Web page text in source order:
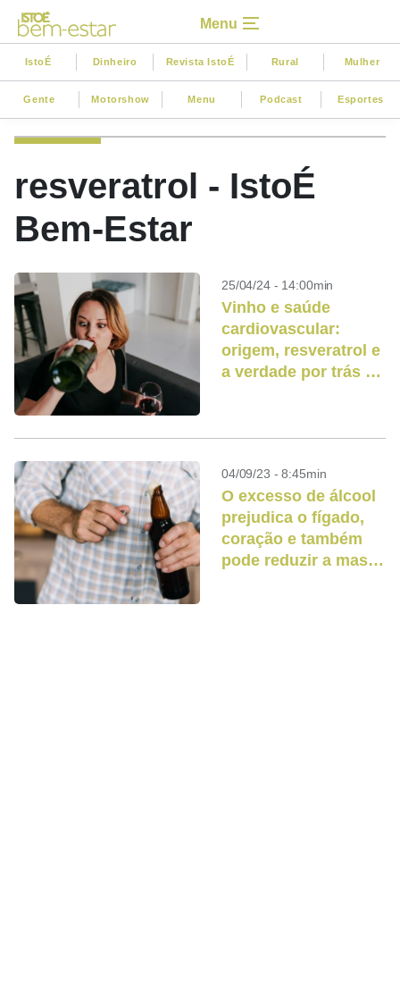
Menu
IstoÉ Dinheiro Revista IstoÉ Rural Mulher
Gente Motorshow Menu Podcast Esportes
resveratrol - IstoÉ
Bem-Estar
25/04/24 - 14:00min
Vinho e saúde
cardiovascular:
origem, resveratrol e
a verdade por trás da
04/09/23 - 8:45min
O excesso de álcool
prejudica o fígado,
coração e também
pode reduzir a massa